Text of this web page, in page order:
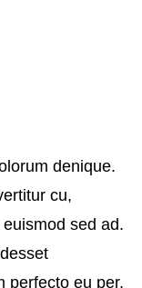
denique.
cu,
sed ad.
perfecto eu per,